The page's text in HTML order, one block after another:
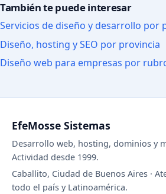
También te puede interesar
Servicios de diseño y desarrollo por
Diseño, hosting y SEO por provincia
Diseño web para empresas por
EfeMosse Sistemas
Desarrollo web, hosting, dominios y
Actividad desde 1999.
Caballito, Ciudad de Buenos Aires ·
todo el país y Latinoamérica.